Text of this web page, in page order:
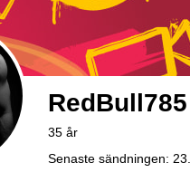
RedBull785
35 år
Senaste sändningen: